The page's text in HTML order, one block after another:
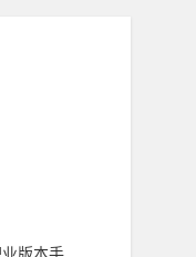
版本手